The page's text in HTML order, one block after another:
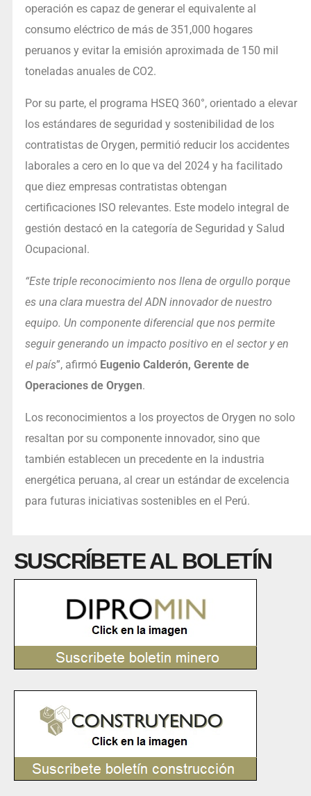
operación es capaz de generar el equivalente al
consumo eléctrico de más de 351,000 hogares
peruanos y evitar la emisión aproximada de 150 mil
toneladas anuales de CO2.
Por su parte, el programa HSEQ 360°, orientado a elevar
los estándares de seguridad y sostenibilidad de los
contratistas de Orygen, permitió reducir los accidentes
laborales a cero en lo que va del 2024 y ha facilitado
que diez empresas contratistas obtengan
certificaciones ISO relevantes. Este modelo integral de
gestión destacó en la categoría de Seguridad y Salud
Ocupacional.
“Este triple reconocimiento nos llena de orgullo porque
es una clara muestra del ADN innovador de nuestro
equipo. Un componente diferencial que nos permite
seguir generando un impacto positivo en el sector y en
el país”, afirmó Eugenio Calderón, Gerente de
Operaciones de Orygen.
Los reconocimientos a los proyectos de Orygen no solo
resaltan por su componente innovador, sino que
también establecen un precedente en la industria
energética peruana, al crear un estándar de excelencia
para futuras iniciativas sostenibles en el Perú.
SUSCRÍBETE AL BOLETÍN